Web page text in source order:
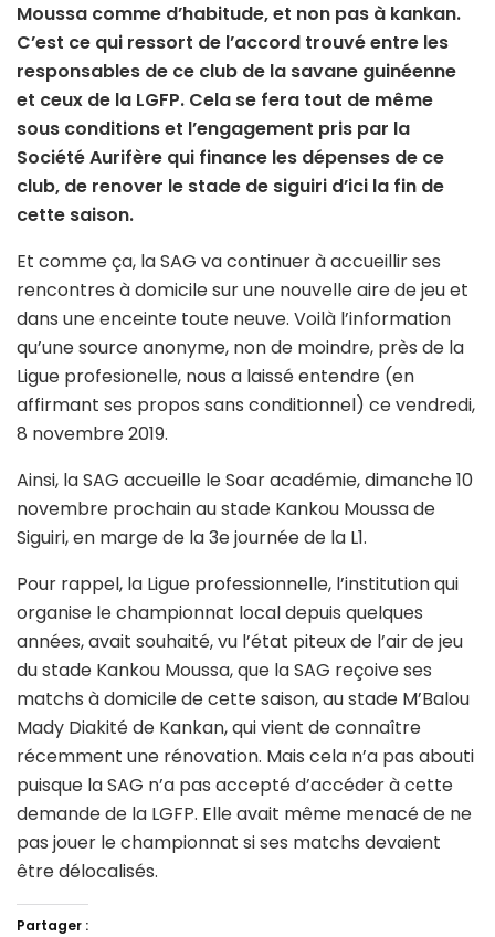
Moussa comme d’habitude, et non pas à kankan.
C’est ce qui ressort de l’accord trouvé entre les
responsables de ce club de la savane guinéenne
et ceux de la LGFP. Cela se fera tout de même
sous conditions et l’engagement pris par la
Société Aurifère qui finance les dépenses de ce
club, de renover le stade de siguiri d’ici la fin de
cette saison.
Et comme ça, la SAG va continuer à accueillir ses
rencontres à domicile sur une nouvelle aire de jeu et
dans une enceinte toute neuve. Voilà l’information
qu’une source anonyme, non de moindre, près de la
Ligue profesionelle, nous a laissé entendre (en
affirmant ses propos sans conditionnel) ce vendredi,
8 novembre 2019.
Ainsi, la SAG accueille le Soar académie, dimanche 10
novembre prochain au stade Kankou Moussa de
Siguiri, en marge de la 3e journée de la L1.
Pour rappel, la Ligue professionnelle, l’institution qui
organise le championnat local depuis quelques
années, avait souhaité, vu l’état piteux de l’air de jeu
du stade Kankou Moussa, que la SAG reçoive ses
matchs à domicile de cette saison, au stade M’Balou
Mady Diakité de Kankan, qui vient de connaître
récemment une rénovation. Mais cela n’a pas abouti
puisque la SAG n’a pas accepté d’accéder à cette
demande de la LGFP. Elle avait même menacé de ne
pas jouer le championnat si ses matchs devaient
être délocalisés.
Partager :